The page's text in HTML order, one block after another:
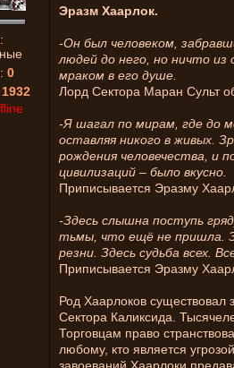
0
1932
Эразм Хаарлок.
-Он был человеком,
людей до него, но ничто из
мраком в его душе.
Лорд Сектора Маран Сульт
-Я шагал по мирам, где до
оставляя никого в живых.
рождения человечества, и
цивилизаций – было вкусно.
Приписывается Эразму
-Здесь слышна поступь
тьмы, что ещё не пришла.
резни. Здесь судьба всех.
Приписывается Эразму
Род Хаарлоков существовал
Сектора Каликсида.
Торговцам право
любому, кто является